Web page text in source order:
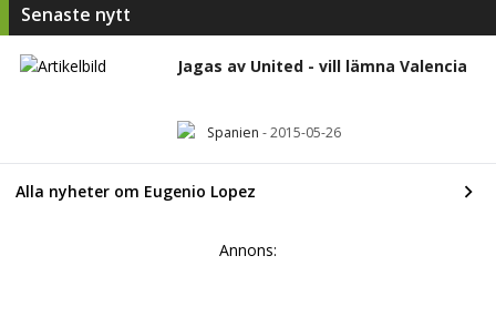
Senaste nytt
Jagas av United - vill lämna Valencia
Spanien -2015-05-26
Alla nyheter om Eugenio Lopez
Annons: